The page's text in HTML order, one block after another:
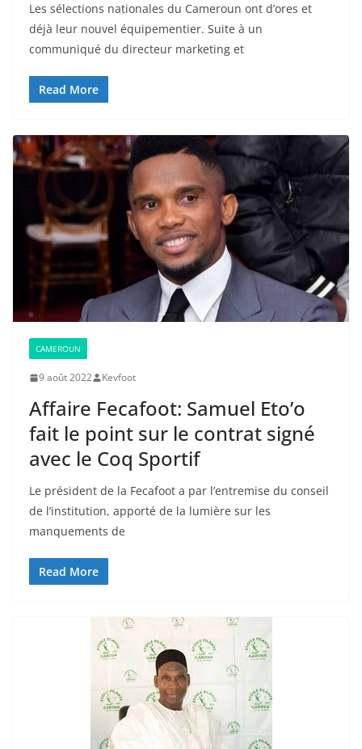
Les sélections nationales du Cameroun ont d’ores et
déjà leur nouvel équipementier. Suite à un
communiqué du directeur marketing et
Read More
CAMEROUN
9 août 2022 Kevfoot
Affaire Fecafoot: Samuel Eto’o
fait le point sur le contrat signé
avec le Coq Sportif
Le président de la Fecafoot a par l’entremise du conseil
de l’institution, apporté de la lumière sur les
manquements de
Read More